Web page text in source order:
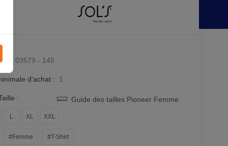
: 03579 - 145
d'achat : 1
: Guide des tailles Pioneer Femme
L XL XXL
#Femme #T-Shirt